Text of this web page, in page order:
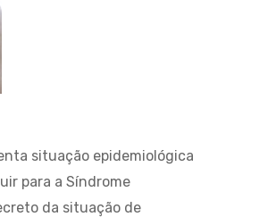
situação epidemiológica
para a Síndrome
da situação de